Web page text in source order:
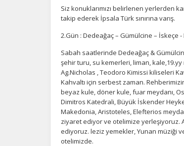
Siz konuklarımızı belirlenen yerlerden
takip ederek İpsala Türk sınırına varış.
2.Gün : Dedeağaç – Gümülcine – İskeçe
Sabah saatlerinde Dedeağaç &
şehir turu, su kemerleri, liman,
Ag.Nicholas , Teodoro Kimissi kiliseleri
Kahvaltı için serbest zaman.
beyaz kule, döner kule, fuar meydanı,
Dimitros Katedrali, Büyük İskender
Makedonia, Aristoteles, Elefterios
ziyaret ediyor ve otelimize yerleşiyoruz.
ediyoruz. leziz yemekler, Yunan müziği
otelimizde.